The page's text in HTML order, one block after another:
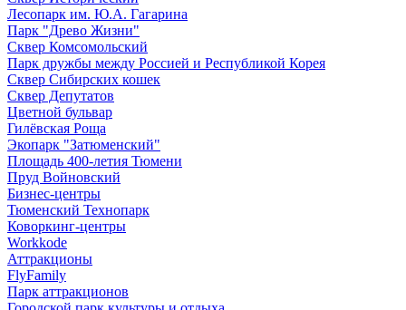
Лесопарк им. Ю.А. Гагарина
Парк "Древо Жизни"
Сквер Комсомольский
Парк дружбы между Россией и Республикой Корея
Сквер Сибирских кошек
Сквер Депутатов
Цветной бульвар
Гилёвская Роща
Экопарк "Затюменский"
Площадь 400-летия Тюмени
Пруд Войновский
Бизнес-центры
Тюменский Технопарк
Коворкинг-центры
Workkode
Аттракционы
FlyFamily
Парк аттракционов